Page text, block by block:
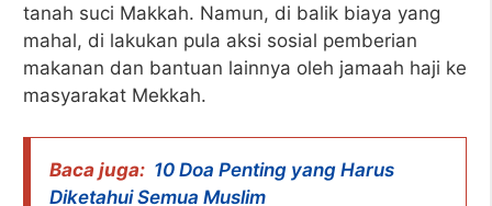
tanah suci Makkah. Namun, di balik biaya yang
mahal, di lakukan pula aksi sosial pemberian
makanan dan bantuan lainnya oleh jamaah haji ke
masyarakat Mekkah.
Baca juga: 10 Doa Penting yang Harus
Diketahui Semua Muslim